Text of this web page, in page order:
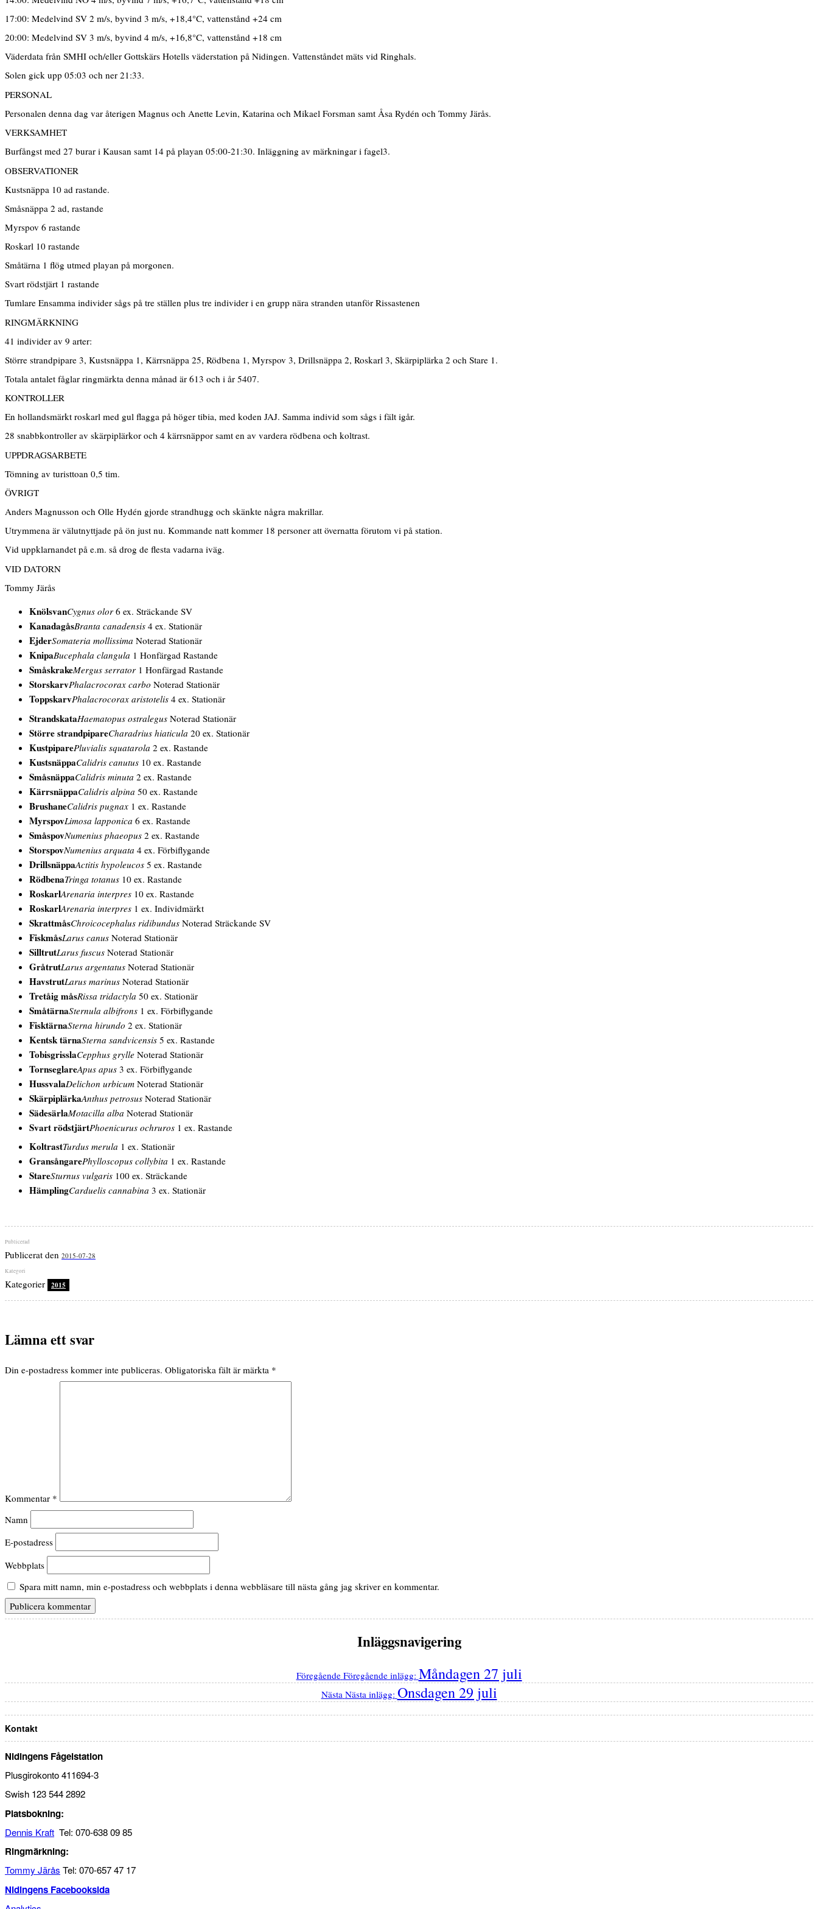
17:00: Medelvind SV 2 m/s, byvind 3 m/s, +18,4°C, vattenstånd +24 cm
20:00: Medelvind SV 3 m/s, byvind 4 m/s, +16,8°C, vattenstånd +18 cm
Väderdata från SMHI och/eller Gottskärs Hotells väderstation på Nidingen. Vattenståndet mäts vid Ringhals.
Solen gick upp 05:03 och ner 21:33.
PERSONAL
Personalen denna dag var återigen Magnus och Anette Levin, Katarina och Mikael Forsman samt Åsa Rydén och Tommy Järås.
VERKSAMHET
Burfångst med 27 burar i Kausan samt 14 på playan 05:00-21:30. Inläggning av märkningar i fagel3.
OBSERVATIONER
Kustsnäppa 10 ad rastande.
Småsnäppa 2 ad, rastande
Myrspov 6 rastande
Roskarl 10 rastande
Småtärna 1 flög utmed playan på morgonen.
Svart rödstjärt 1 rastande
Tumlare Ensamma individer sågs på tre ställen plus tre individer i en grupp nära stranden utanför Rissastenen
RINGMÄRKNING
41 individer av 9 arter:
Större strandpipare 3, Kustsnäppa 1, Kärrsnäppa 25, Rödbena 1, Myrspov 3, Drillsnäppa 2, Roskarl 3, Skärpiplärka 2 och Stare 1.
Totala antalet fåglar ringmärkta denna månad är 613 och i år 5407.
KONTROLLER
En hollandsmärkt roskarl med gul flagga på höger tibia, med koden JAJ. Samma individ som sågs i fält igår.
28 snabbkontroller av skärpiplärkor och 4 kärrsnäppor samt en av vardera rödbena och koltrast.
UPPDRAGSARBETE
Tömning av turisttoan 0,5 tim.
ÖVRIGT
Anders Magnusson och Olle Hydén gjorde strandhugg och skänkte några makrillar.
Utrymmena är välutnyttjade på ön just nu. Kommande natt kommer 18 personer att övernatta förutom vi på station.
Vid uppklarnandet på e.m. så drog de flesta vadarna iväg.
VID DATORN
Tommy Järås
KnölsvanCygnus olor6 ex. Sträckande SV
KanadagåsBranta canadensis 4 ex. Stationär
EjderSomateria mollissima Noterad Stationär
KnipaBucephala clangula 1 Honfärgad Rastande
SmåskrakeMergus serrator1 Honfärgad Rastande
StorskarvPhalacrocorax carbo Noterad Stationär
ToppskarvPhalacrocorax aristotelis 4 ex. Stationär
StrandskataHaematopus ostralegus Noterad Stationär
Större strandpipareCharadrius hiaticula 20 ex. Stationär
KustpiparePluvialis squatarola 2 ex. Rastande
KustsnäppaCalidris canutus 10 ex. Rastande
SmåsnäppaCalidris minuta 2 ex. Rastande
KärrsnäppaCalidris alpina 50 ex. Rastande
BrushaneCalidris pugnax 1 ex. Rastande
MyrspovLimosa lapponica 6 ex. Rastande
SmåspovNumenius phaeopus 2 ex. Rastande
StorspovNumenius arquata 4 ex. Förbiflygande
DrillsnäppaActitis hypoleucos 5 ex. Rastande
RödbenaTringa totanus 10 ex. Rastande
RoskarlArenaria interpres 10 ex. Rastande
RoskarlArenaria interpres 1 ex. Individmärkt
SkrattmåsChroicocephalus ridibundus Noterad Sträckande SV
FiskmåsLarus canus Noterad Stationär
SilltrutLarus fuscus Noterad Stationär
GråtrutLarus argentatus Noterad Stationär
HavstrutLarus marinus Noterad Stationär
Tretåig måsRissa tridactyla 50 ex. Stationär
SmåtärnaSternula albifrons 1 ex. Förbiflygande
FisktärnaSterna hirundo 2 ex. Stationär
Kentsk tärnaSterna sandvicensis 5 ex. Rastande
TobisgrisslaCepphus grylle Noterad Stationär
TornseglareApus apus 3 ex. Förbiflygande
HussvalaDelichon urbicum Noterad Stationär
SkärpiplärkaAnthus petrosus Noterad Stationär
SädesärlaMotacilla alba Noterad Stationär
Svart rödstjärtPhoenicurus ochruros 1 ex. Rastande
KoltrastTurdus merula 1 ex. Stationär
GransångarePhylloscopus collybita 1 ex. Rastande
StareSturnus vulgaris 100 ex. Sträckande
HämplingCarduelis cannabina 3 ex. Stationär
Publicerat den 2015-07-28
Kategorier 2015
Lämna ett svar
Din e-postadress kommer inte publiceras. Obligatoriska fält är märkta *
Kommentar *
Namn
E-postadress
Webbplats
Spara mitt namn, min e-postadress och webbplats i denna webbläsare till nästa gång jag skriver en kommentar.
Inläggsnavigering
Föregående Föregående inlägg: Måndagen 27 juli
Nästa Nästa inlägg: Onsdagen 29 juli
Kontakt
Nidingens Fågelstation
Plusgirokonto 411694-3
Swish 123 544 2892
Platsbokning:
Dennis Kraft Tel: 070-638 09 85
Ringmärkning:
Tommy Järås Tel: 070-657 47 17
Nidingens Facebooksida